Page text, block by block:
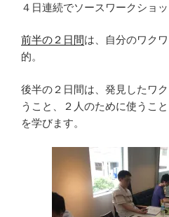
４日連続でソースワークショッ
前半の２日間は、自分のワク
的。
後半の２日間は、発見したワ
うこと、２人のために使うこ
を学びます。